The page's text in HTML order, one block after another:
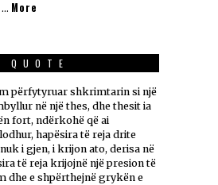
… More
QUOTE
përfytyruar shkrimtarin si një
në një thes, dhe thesit ia
fort, ndërkohë që ai
hapësira të reja drite
i gjen, i krijon ato, derisa në
të reja krijojnë një presion të
dhe e shpërthejnë grykën e